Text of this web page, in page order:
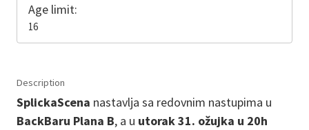
Age limit:
16
Description
SplickaScena nastavlja sa redovnim nastupima u
BackBaru Plana B, a u utorak 31. ožujka u 20h